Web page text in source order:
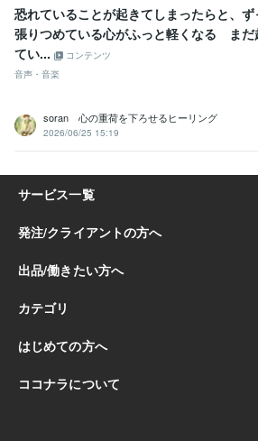
恐れていることが起きてしまったらと、ず
張りつめている心がふっと軽くなる まだ
てい...
コンテンツ
音声・音楽
soran 心の重荷を下ろせるヒーリング
2026/06/25 15:19